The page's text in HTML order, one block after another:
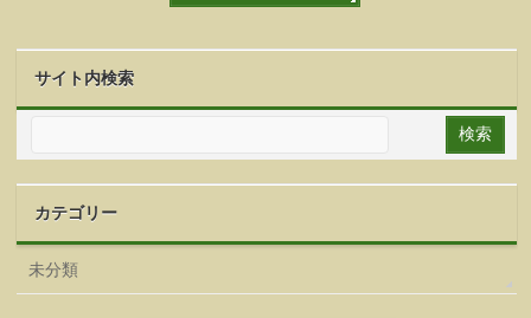
サイト内検索
カテゴリー
未分類